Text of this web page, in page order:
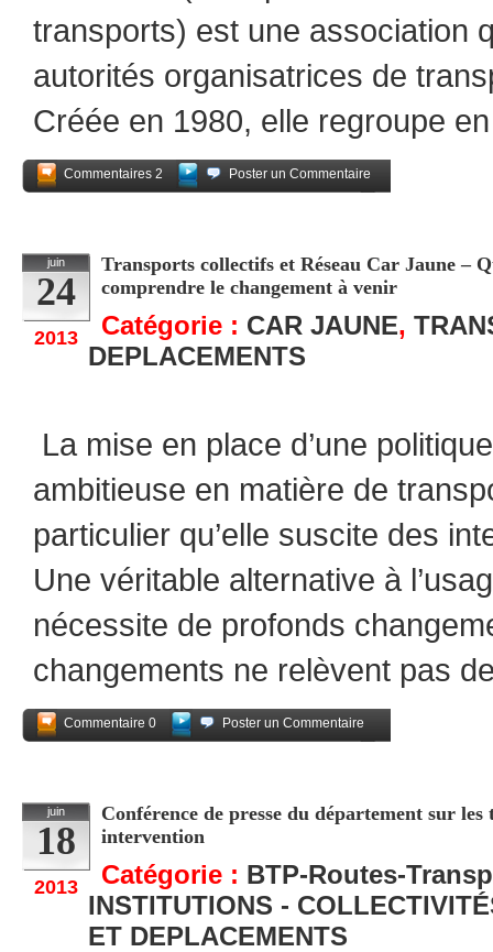
transports) est une association
autorités organisatrices de
Créée en 1980, elle regroupe
Commentaires 2
Poster un Commentaire
juin
24
2013
Transports collectifs et Réseau Car Jaune –
comprendre le changement à venir
Catégorie : CAR JAUNE,
DEPLACEMENTS
La mise en place d’une
ambitieuse en matière de
particulier qu’elle suscite des
Une véritable alternative à
nécessite de profonds
changements ne relèvent pas
Commentaire 0
Poster un Commentaire
juin
18
2013
Conférence de presse du département sur
intervention
Catégorie : BTP-Routes-
INSTITUTIONS -
ET DEPLACEMENTS